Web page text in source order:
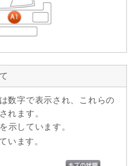
数字で表示され、これらの
れます。
示しています。
います。